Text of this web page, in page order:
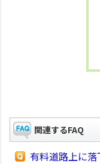
関連するFAQ
有料道路上に